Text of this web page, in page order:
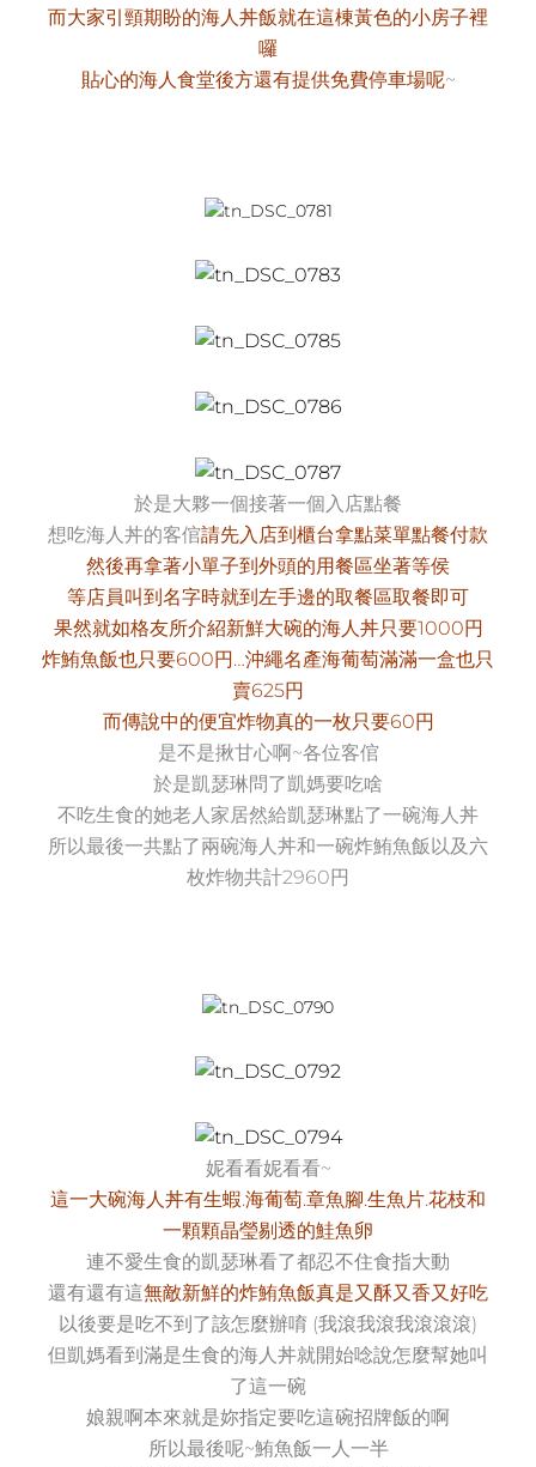
而大家引頸期盼的海人丼飯就在這棟黃色的小房子裡
囉
貼心的海人食堂後方還有提供免費停車場呢~
於是大夥一個接著一個入店點餐
想吃海人丼的客倌請先入店到櫃台拿點菜單點餐付款
然後再拿著小單子到外頭的用餐區坐著等侯
等店員叫到名字時就到左手邊的取餐區取餐即可
果然就如格友所介紹新鮮大碗的海人丼只要1000円
炸鮪魚飯也只要600円…沖繩名產海葡萄滿滿一盒也只
賣625円
而傳說中的便宜炸物真的一枚只要60円
是不是揪甘心啊~各位客倌
於是凱瑟琳問了凱媽要吃啥
不吃生食的她老人家居然給凱瑟琳點了一碗海人丼
所以最後一共點了兩碗海人丼和一碗炸鮪魚飯以及六
枚炸物共計2960円
妮看看妮看看~
這一大碗海人丼有生蝦.海葡萄.章魚腳.生魚片.花枝和
一顆顆晶瑩剔透的鮭魚卵
連不愛生食的凱瑟琳看了都忍不住食指大動
還有還有這無敵新鮮的炸鮪魚飯真是又酥又香又好吃
以後要是吃不到了該怎麼辦唷 (我滾我滾我滾滾滾)
但凱媽看到滿是生食的海人丼就開始唸說怎麼幫她叫
了這一碗
娘親啊本來就是妳指定要吃這碗招牌飯的啊
所以最後呢~鮪魚飯一人一半